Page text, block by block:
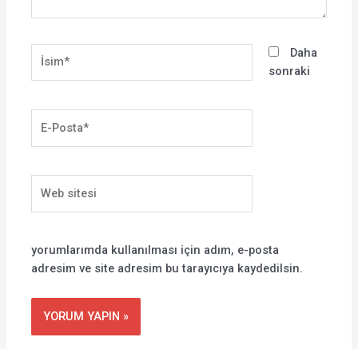
Posta*
sitesi
Daha
sonraki
yorumlarımda kullanılması için adım, e-posta
adresim ve site adresim bu tarayıcıya kaydedilsin.